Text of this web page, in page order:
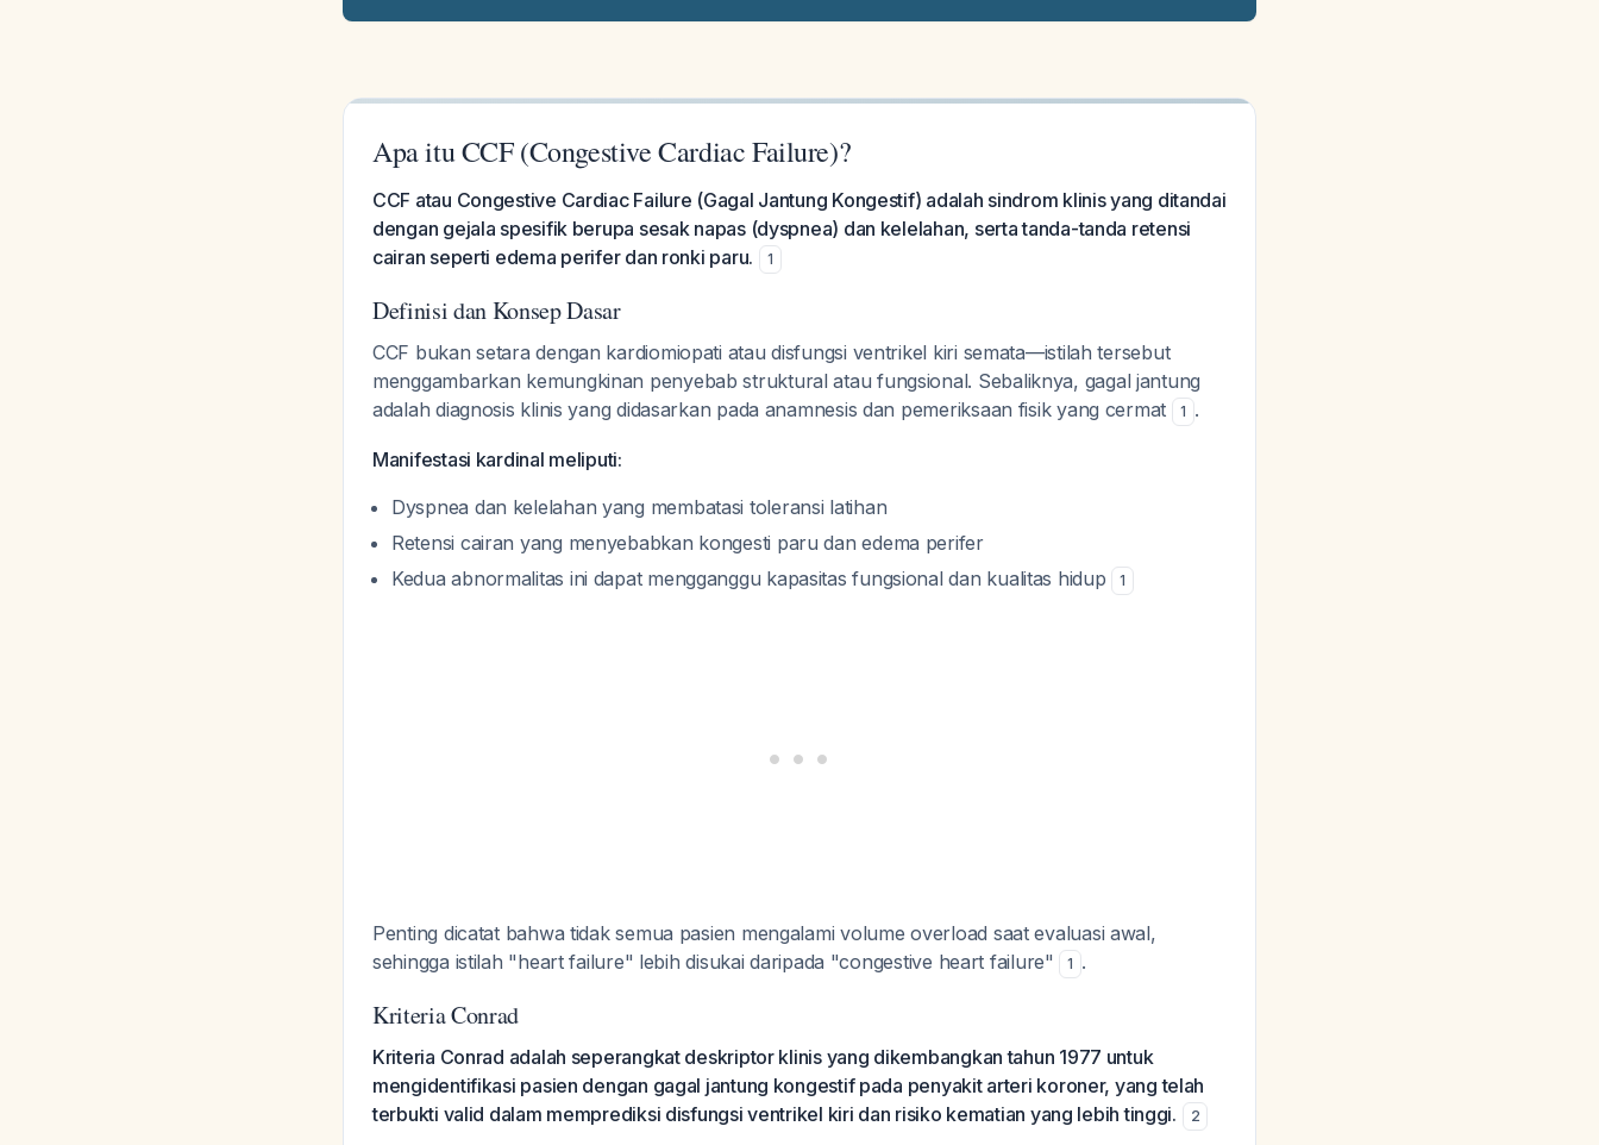
Apa itu CCF (Congestive Cardiac Failure)?
CCF atau Congestive Cardiac Failure (Gagal Jantung Kongestif) adalah sindrom klinis yang ditandai
dengan gejala spesifik berupa sesak napas (dyspnea) dan kelelahan, serta tanda-tanda retensi
cairan seperti edema perifer dan ronki paru.
1
Definisi dan Konsep Dasar
CCF bukan setara dengan kardiomiopati atau disfungsi ventrikel kiri semata—istilah tersebut
menggambarkan kemungkinan penyebab struktural atau fungsional. Sebaliknya, gagal jantung
adalah diagnosis klinis yang didasarkan pada anamnesis dan pemeriksaan fisik yang cermat
1 .
Manifestasi kardinal meliputi:
Dyspnea dan kelelahan yang membatasi toleransi latihan
Retensi cairan yang menyebabkan kongesti paru dan edema perifer
Kedua abnormalitas ini dapat mengganggu kapasitas fungsional dan kualitas hidup
1
Penting dicatat bahwa tidak semua pasien mengalami volume overload saat evaluasi awal,
sehingga istilah "heart failure" lebih disukai daripada "congestive heart failure"
1 .
Kriteria Conrad
Kriteria Conrad adalah seperangkat deskriptor klinis yang dikembangkan tahun 1977 untuk
mengidentifikasi pasien dengan gagal jantung kongestif pada penyakit arteri koroner, yang telah
terbukti valid dalam memprediksi disfungsi ventrikel kiri dan risiko kematian yang lebih tinggi.
2